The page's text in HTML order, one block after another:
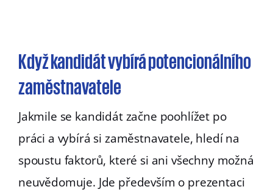
Když kandidát vybírá potencionálního
zaměstnavatele
Jakmile se kandidát začne poohlížet po
práci a vybírá si zaměstnavatele, hledí na
spoustu faktorů, které si ani všechny možná
neuvědomuje. Jde především o prezentaci